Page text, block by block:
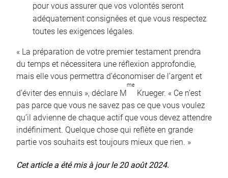
pour vous assurer que vos volontés seront
adéquatement consignées et que vous respectez
toutes les exigences légales.
« La préparation de votre premier testament prendra
du temps et nécessitera une réflexion approfondie,
mais elle vous permettra d’économiser de l’argent et
d’éviter des ennuis », déclare M
me
Krueger. « Ce n’est
pas parce que vous ne savez pas ce que vous voulez
qu’il advienne de chaque actif que vous devez attendre
indéfiniment. Quelque chose qui reflète en grande
partie vos souhaits est toujours mieux que rien. »
Cet article a été mis à jour le 20 août 2024.